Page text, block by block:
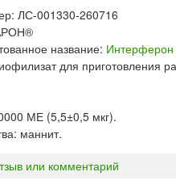
ЛС-001330-260716
название:
для приготовления
МЕ (5,5±0,5 мкг).
маннит.
или комментарий